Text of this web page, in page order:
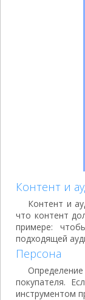
Контент и
Контент и
что контент
примере:
подходящей
Персона
покупателя.
инструментом